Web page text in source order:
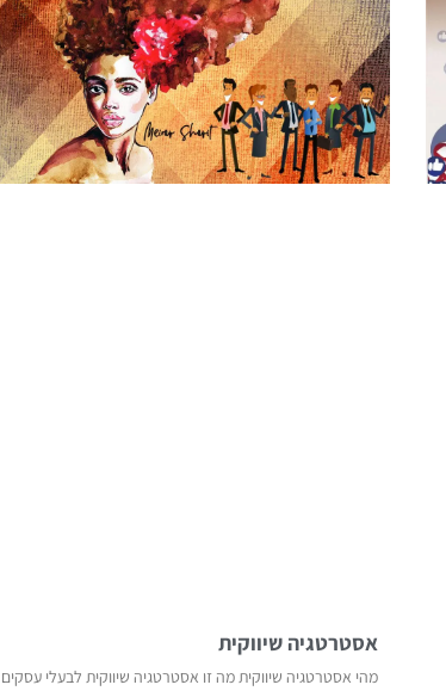
אסטרטגיה שיווקית
מהי אסטרטגיה שיווקית מה זו אסטרטגיה שיווקית לבעלי עסקים